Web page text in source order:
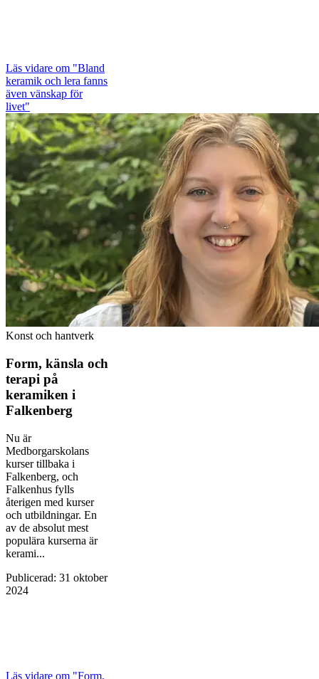
Läs vidare om "Bland
keramik och lera fanns
även vänskap för
livet"
Konst och hantverk
Form, känsla och
terapi på
keramiken i
Falkenberg
Nu är
Medborgarskolans
kurser tillbaka i
Falkenberg, och
Falkenhus fylls
återigen med kurser
och utbildningar. En
av de absolut mest
populära kurserna är
kerami...
Publicerad: 31 oktober
2024
Läs vidare om "Form,